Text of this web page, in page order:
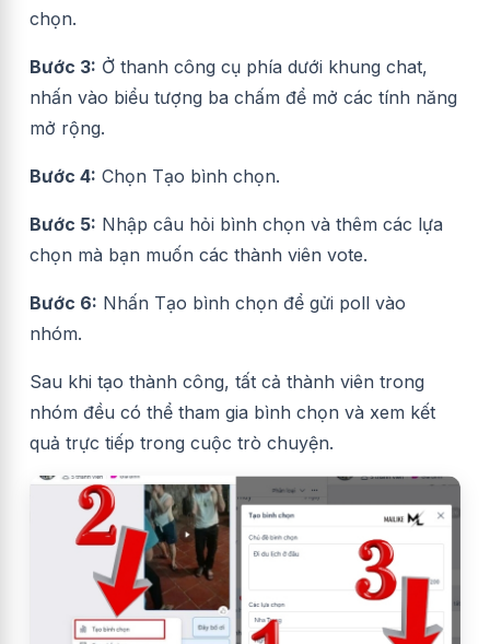
chọn.
Bước 3: Ở thanh công cụ phía dưới khung chat,
nhấn vào biểu tượng ba chấm để mở các tính năng
mở rộng.
Bước 4: Chọn Tạo bình chọn.
Bước 5: Nhập câu hỏi bình chọn và thêm các lựa
chọn mà bạn muốn các thành viên vote.
Bước 6: Nhấn Tạo bình chọn để gửi poll vào
nhóm.
Sau khi tạo thành công, tất cả thành viên trong
nhóm đều có thể tham gia bình chọn và xem kết
quả trực tiếp trong cuộc trò chuyện.